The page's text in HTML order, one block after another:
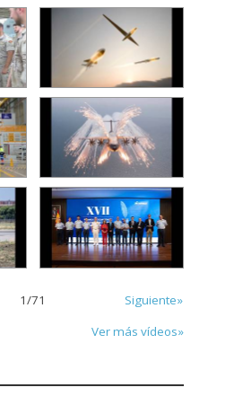
1/71
Siguiente»
Ver más vídeos»